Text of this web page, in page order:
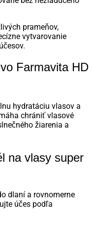
prameňov,
vytvarovanie
Farmavita HD
hydratáciu vlasov a
chrániť vlasové
žiarenia a
na vlasy super
dlaní a rovnomerne
účes podľa